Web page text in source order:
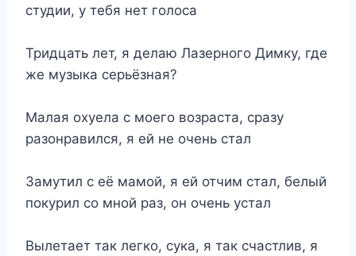
студии, у тебя нет голоса
Тридцать лет, я делаю Лазерного Димку, где
же музыка серьёзная?
Малая охуела с моего возраста, сразу
разонравился, я ей не очень стал
Замутил с её мамой, я ей отчим стал, белый
покурил со мной раз, он очень устал
Вылетает так легко, сука, я так счастлив, я